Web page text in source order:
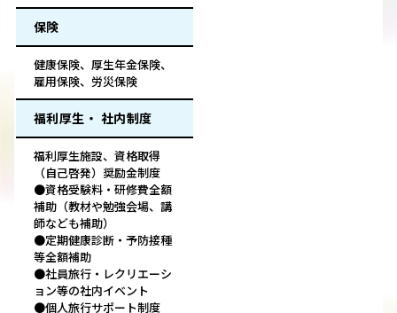
保険
健康保険、厚生年金保険、
雇用保険、労災保険
福利厚生・ 社内制度
福利厚生施設、資格取得
（自己啓発）奨励金制度
●資格受験料・研修費全額
補助（教材や勉強会場、講
師なども補助）
●定期健康診断・予防接種
等全額補助
●社員旅行・レクリエーシ
ョン等の社内イベント
●個人旅行サポート制度